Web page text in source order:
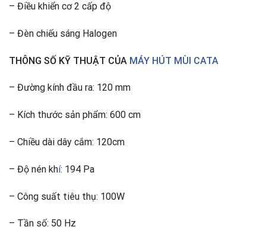
– Điều khiển cơ 2 cấp độ
– Đèn chiếu sáng Halogen
THÔNG SỐ KỸ THUẬT CỦA MÁY HÚT MÙI CATA
– Đường kính đầu ra: 120 mm
– Kích thước sản phẩm: 600 cm
– Chiều dài dây cắm: 120cm
– Độ nén khí: 194 Pa
– Công suất tiêu thụ: 100W
– Tần số: 50 Hz